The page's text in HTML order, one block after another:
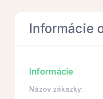
Informácie
Informácie
Názov zákazky: